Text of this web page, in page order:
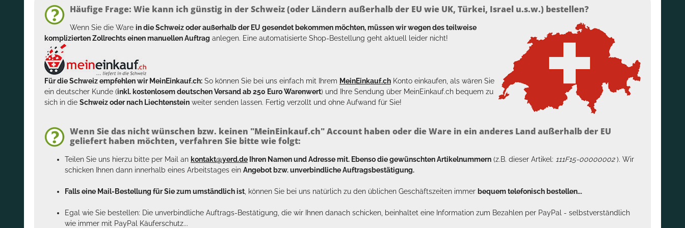
Häufige Frage: Wie kann ich günstig in der Schweiz (oder Ländern außerhalb der EU wie UK, Türkei, Israel u.s.w.) bestellen?
Wenn Sie die Ware in die Schweiz oder außerhalb der EU gesendet bekommen möchten, müssen wir wegen des teilweise
komplizierten Zollrechts einen manuellen Auftrag anlegen. Eine automatisierte Shop-Bestellung geht aktuell leider nicht!
Für die Schweiz empfehlen wir MeinEinkauf.ch: So können Sie bei uns einfach mit Ihrem MeinEinkauf.ch Konto einkaufen, als wären Sie
ein deutscher Kunde (inkl. kostenlosem deutschen Versand ab 250 Euro Warenwert) und Ihre Sendung über MeinEinkauf.ch bequem zu
sich in die Schweiz oder nach Liechtenstein weiter senden lassen. Fertig verzollt und ohne Aufwand für Sie!
Wenn Sie das nicht wünschen bzw. keinen "MeinEinkauf.ch" Account haben oder die Ware in ein anderes Land außerhalb der EU
geliefert haben möchten, verfahren Sie bitte wie folgt:
Teilen Sie uns hierzu bitte per Mail an kontakt@yerd.de Ihren Namen und Adresse mit. Ebenso die gewünschten Artikelnummern (z.B. dieser Artikel: 111F15-00000002). Wir
schicken Ihnen dann innerhalb eines Arbeitstages ein Angebot bzw. unverbindliche Auftragsbestätigung.
Falls eine Mail-Bestellung für Sie zum umständlich ist , können Sie bei uns natürlich zu den üblichen Geschäftszeiten immer bequem telefonisch bestellen...
Egal wie Sie bestellen: Die unverbindliche Auftrags-Bestätigung, die wir Ihnen danach schicken, beinhaltet eine Information zum Bezahlen per PayPal - selbstverständlich
wie immer mit PayPal Käuferschutz...